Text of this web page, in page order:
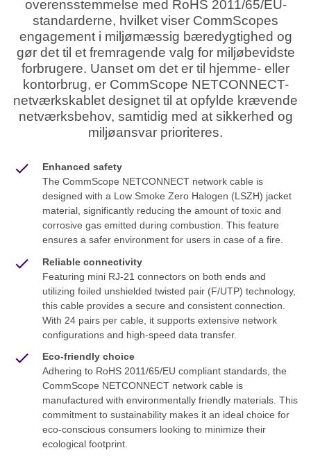
overensstemmelse med RoHS 2011/65/EU-
standarderne, hvilket viser CommScopes
engagement i miljømæssig bæredygtighed og
gør det til et fremragende valg for miljøbevidste
forbrugere. Uanset om det er til hjemme- eller
kontorbrug, er CommScope NETCONNECT-
netværkskablet designet til at opfylde krævende
netværksbehov, samtidig med at sikkerhed og
miljøansvar prioriteres.
Enhanced safety
The CommScope NETCONNECT network cable is
designed with a Low Smoke Zero Halogen (LSZH) jacket
material, significantly reducing the amount of toxic and
corrosive gas emitted during combustion. This feature
ensures a safer environment for users in case of a fire.
Reliable connectivity
Featuring mini RJ-21 connectors on both ends and
utilizing foiled unshielded twisted pair (F/UTP) technology,
this cable provides a secure and consistent connection.
With 24 pairs per cable, it supports extensive network
configurations and high-speed data transfer.
Eco-friendly choice
Adhering to RoHS 2011/65/EU compliant standards, the
CommScope NETCONNECT network cable is
manufactured with environmentally friendly materials. This
commitment to sustainability makes it an ideal choice for
eco-conscious consumers looking to minimize their
ecological footprint.